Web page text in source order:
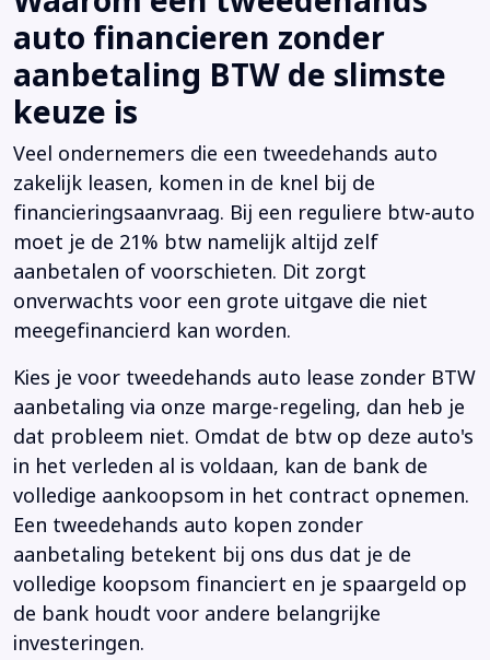
auto financieren zonder
aanbetaling BTW de slimste
keuze is
Veel ondernemers die een tweedehands auto
zakelijk leasen, komen in de knel bij de
financieringsaanvraag. Bij een reguliere btw-auto
moet je de 21% btw namelijk altijd zelf
aanbetalen of voorschieten. Dit zorgt
onverwachts voor een grote uitgave die niet
meegefinancierd kan worden.
Kies je voor tweedehands auto lease zonder BTW
aanbetaling via onze marge-regeling, dan heb je
dat probleem niet. Omdat de btw op deze auto's
in het verleden al is voldaan, kan de bank de
volledige aankoopsom in het contract opnemen.
Een tweedehands auto kopen zonder
aanbetaling betekent bij ons dus dat je de
volledige koopsom financiert en je spaargeld op
de bank houdt voor andere belangrijke
investeringen.